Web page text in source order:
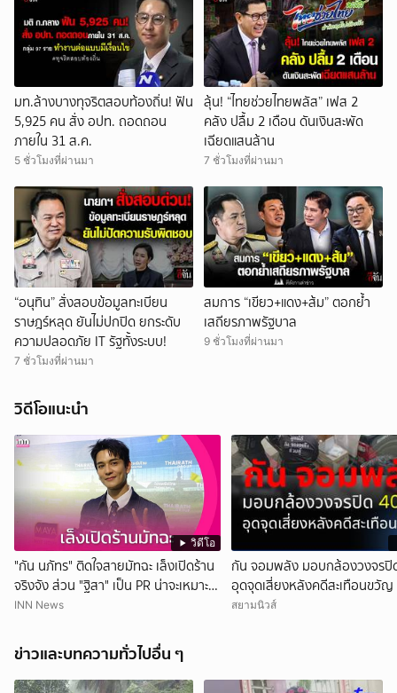
มท.ล้างบางทุจริตสอบท้องถิ่น! ฟัน
5,925 คน สั่ง อปท. ถอดถอน
ภายใน 31 ส.ค.
5 ชั่วโมงที่ผ่านมา
ลุ้น! “ไทยช่วยไทยพลัส” เฟส 2
คลัง ปลื้ม 2 เดือน ดันเงินสะพัด
เฉียดแสนล้าน
7 ชั่วโมงที่ผ่านมา
“อนุทิน” สั่งสอบข้อมูลทะเบียน
ราษฎร์หลุด ยันไม่ปกปิด ยกระดับ
ความปลอดภัย IT รัฐทั้งระบบ!
7 ชั่วโมงที่ผ่านมา
สมการ “เขียว+แดง+ส้ม” ตอกย้ำ
เสถียรภาพรัฐบาล
9 ชั่วโมงที่ผ่านมา
วิดีโอแนะนำ
วิดีโอ
"กัน นภัทร" ติดใจสายมัทฉะ เล็งเปิดร้าน
จริงจัง ส่วน "ฐิสา" เป็น PR น่าจะเหมาะ
กว่า
INN News
กัน จอมพลัง มอบกล้องวงจรปิ
อุดจุดเสี่ยงหลังคดีสะเทือนขวัญ
สยามนิวส์
ข่าวและบทความทั่วไปอื่น ๆ